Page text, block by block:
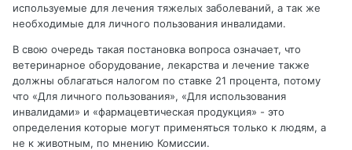
используемые для лечения тяжелых заболеваний, а так же
необходимые для личного пользования инвалидами.
В свою очередь такая постановка вопроса означает, что
ветеринарное оборудование, лекарства и лечение также
должны облагаться налогом по ставке 21 процента, потому
что «Для личного пользования», «Для использования
инвалидами» и «фармацевтическая продукция» - это
определения которые могут применяться только к людям, а
не к животным, по мнению Комиссии.